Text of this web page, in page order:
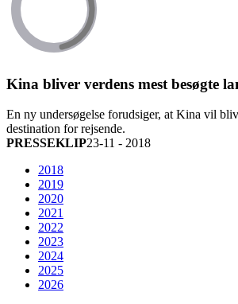
Kina bliver verdens mest besøgte
En ny undersøgelse forudsiger, at Kina vil
destination for rejsende.
PRESSEKLIP23-11 - 2018
2018
2019
2020
2021
2022
2023
2024
2025
2026